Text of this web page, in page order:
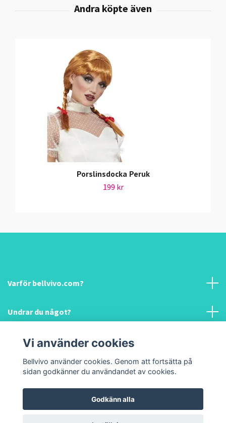
Porslinsdocka Peruk
199 kr
Varför bellvivo.com?
Undrar du något?
Information & hjälp!
Sociala medier
Vi använder cookies
Bellvivo använder cookies. Genom att fortsätta på
sidan godkänner du användandet av cookies.
Godkänn alla